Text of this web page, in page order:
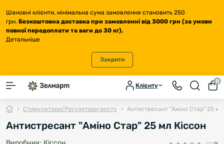
Шановні клієнти, мінімальна сума замовлення становить 250
грн. Безкоштовна доставка при замовленні від 3000 грн (за умови
повної передоплати та ваги до 30 кг).
Детальніше
Закрити
Клієнту
0
Стимулятори/Регулятори росту Антистресант "Аміно Стар" 25 мл
Антистресант "Аміно Стар" 25 мл Кіссон